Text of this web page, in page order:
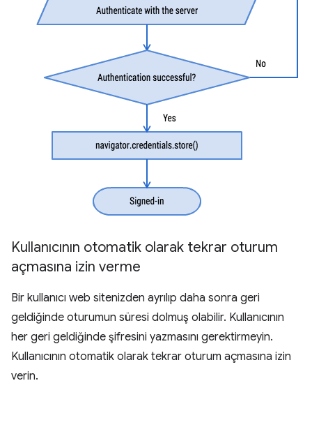
Kullanıcının otomatik olarak tekrar oturum
açmasına izin verme
Bir kullanıcı web sitenizden ayrılıp daha sonra geri
geldiğinde oturumun süresi dolmuş olabilir. Kullanıcının
her geri geldiğinde şifresini yazmasını gerektirmeyin.
Kullanıcının otomatik olarak tekrar oturum açmasına izin
verin.